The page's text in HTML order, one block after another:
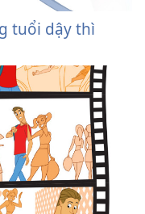
tuổi dậy thì